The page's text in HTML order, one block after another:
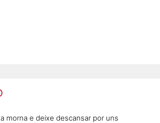
morna e deixe descansar por uns